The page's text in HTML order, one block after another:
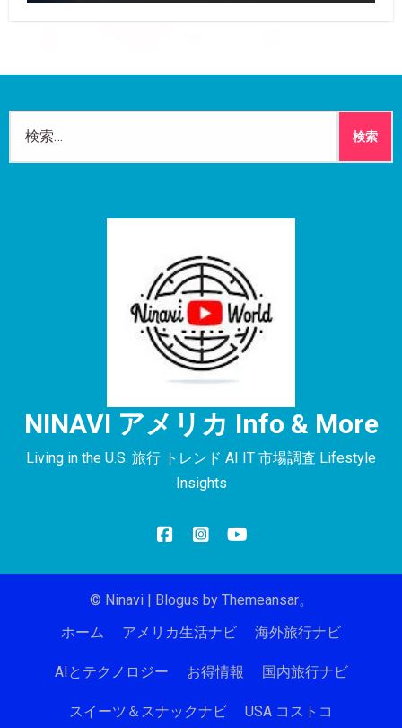
NINAVI アメリカ Info & More
Living in the U.S. 旅行 トレンド AI IT 市場調査 Lifestyle
Insights
© Ninavi | Blogus by Themeansar。
ホーム
アメリカ生活ナビ 海外旅行ナビ
AIとテクノロジー お得情報 国内旅行ナビ
スイーツ＆スナックナビ USA コストコ